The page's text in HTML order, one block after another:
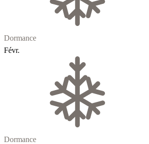
Dormance
Févr.
Dormance